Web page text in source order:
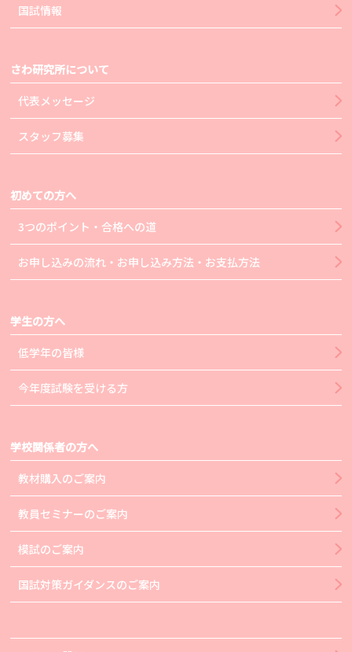
国試情報
さわ研究所について
代表メッセージ
スタッフ募集
初めての方へ
3つのポイント・合格への道
お申し込みの流れ・お申し込み方法・お支払方法
学生の方へ
低学年の皆様
今年度試験を受ける方
学校関係者の方へ
教材購入のご案内
教員セミナーのご案内
模試のご案内
国試対策ガイダンスのご案内